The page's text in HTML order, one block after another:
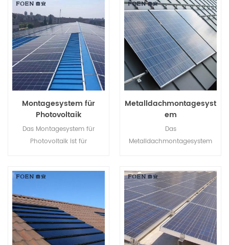
Erdschrauben verwendet
werden.
sparen und die
Installationszeit verkürzen.
Montagesystem für
Photovoltaik
Das Montagesystem für
Photovoltaik ist für
Montage, enorme
bald.
Metalldachmontagesyst
em
Das
Metalldachmontagesystem
schnellerer Installation und
sicherer Struktur.